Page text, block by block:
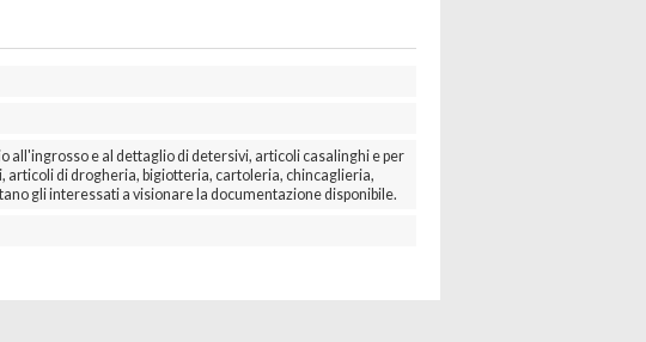
all'ingrosso e al dettaglio di detersivi, articoli casalinghi e per
di drogheria, bigiotteria, cartoleria, chincaglieria,
gli interessati a visionare la documentazione disponibile.